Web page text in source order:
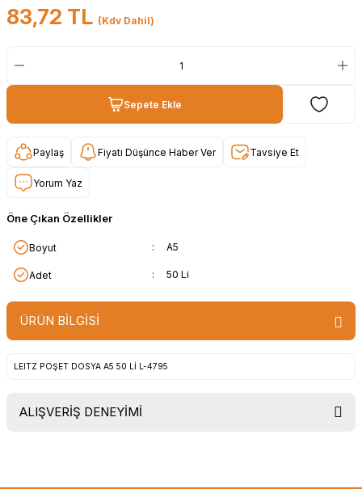
83,72 TL (Kdv Dahil)
Sepete Ekle
Paylaş Fiyatı Düşünce Haber Ver Tavsiye Et
Yorum Yaz
Öne Çıkan Özellikler
Boyut : A5
Adet : 50 Li
ÜRÜN BİLGİSİ
LEITZ POŞET DOSYA A5 50 Lİ L-4795
ALIŞVERİŞ DENEYİMİ